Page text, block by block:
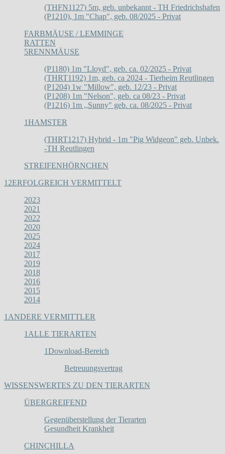
(THFN1127) 5m, geb. unbekannt - TH Friedrichshafen
(P1210), 1m "Chap", geb. 08/2025 - Privat
FARBMÄUSE / LEMMINGE
RATTEN
5RENNMÄUSE
(P1180) 1m "Lloyd", geb. ca. 02/2025 - Privat
(THRT1192) 1m, geb. ca 2024 - Tierheim Reutlingen
(P1204) 1w "Millow", geb. 12/23 - Privat
(P1208) 1m "Nelson", geb. ca 08/23 - Privat
(P1216) 1m ,,Sunny" geb. ca. 08/2025 - Privat
1HAMSTER
(THRT1217) Hybrid - 1m "Pig Widgeon" geb. Unbek.
-TH Reutlingen
STREIFENHÖRNCHEN
12ERFOLGREICH VERMITTELT
2023
2021
2022
2020
2025
2024
2017
2019
2018
2016
2015
2014
1 ANDERE VERMITTLER
1 ALLE TIERARTEN
1Download-Bereich
Betreuungsvertrag
WISSENSWERTES ZU DEN TIERARTEN
ÜBERGREIFEND
Gegenüberstellung der Tierarten
Gesundheit Krankheit
CHINCHILLA